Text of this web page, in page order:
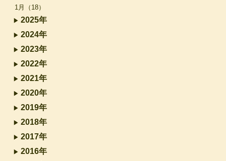
1月（18）
2025年
2024年
2023年
2022年
2021年
2020年
2019年
2018年
2017年
2016年